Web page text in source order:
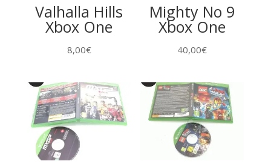
Valhalla Hills
Xbox One
8,00€
Mighty No 9
Xbox One
40,00€